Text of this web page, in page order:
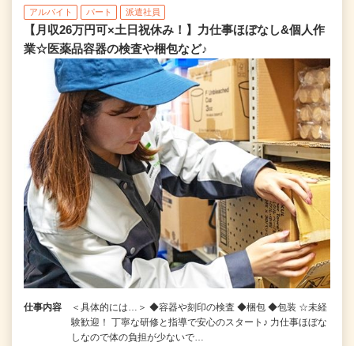
アルバイト パート 派遣社員
【月収26万円可×土日祝休み！】力仕事ほぼなし&個人作
業☆医薬品容器の検査や梱包など♪
仕事内容
＜具体的には…＞ ◆容器や刻印の検査 ◆梱包 ◆包装 ☆未経
験歓迎！ 丁寧な研修と指導で安心のスタート♪ 力仕事ほぼな
しなので体の負担が少ないで…